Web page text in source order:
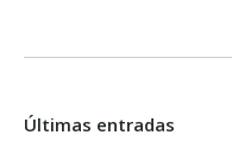
Últimas entradas